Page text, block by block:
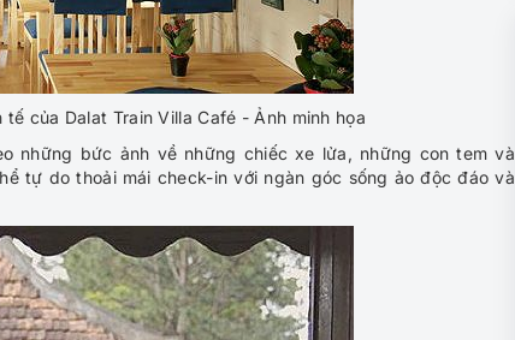
của Dalat Train Villa Café - Ảnh minh họa
những bức ảnh về những chiếc xe lửa, những con tem và
tự do thoải mái check-in với ngàn góc sống ảo độc đáo và